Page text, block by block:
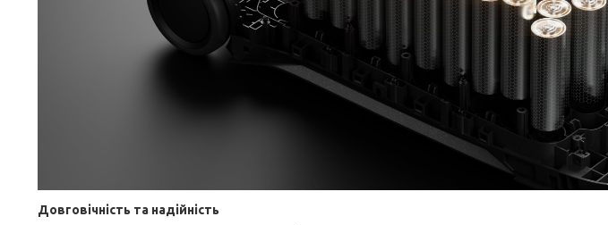
Довговічність та надійність